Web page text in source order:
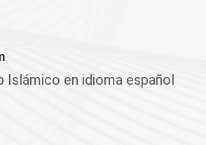
Islámico en idioma español